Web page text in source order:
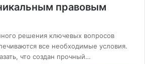
правовым
решения ключевых вопросов
все необходимые условия.
что создан прочный…